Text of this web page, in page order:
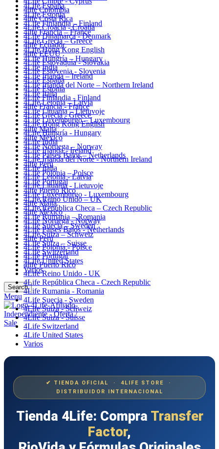
4Life España
4Life Estonia
4Life Finlandia – Finland
4life Francia – France
4Life Grecia – Greece
4Life Hong Kong English
4Life Hungría – Hungary
4Life India
4Life Irlanda – Ireland
4Life Irlanda del Norte – Northern Ireland
4Life Italia
4Life Letonia – Latvia
4Life Lituania – Lietuvoje
4Life Luxemburgo – Luxembourg
4life Malta
4life México
4Life Noruega – Norway
4Life Paises Bajos – Netherlands
4life Perú
4Life Polonia – Polsce
4Life Portugal
4life Puerto Rico
4Life Reino Unido – UK
4Life República Checa – Czech Republic
4Life Rumania – Romania
4Life Suecia – Sweden
4Life Suiza – Schweiz
4Life Suiza – Suisse
4Life Switzerland
4Life United States
Varios
Search
Menu
4life Colombia
4life Costa Rica
4Life Croacia - Croatia
4Life Dinamarca - Denmark
4life Ecuador
4life EEUU
4Life Eslovaquia - Slovakia
4Life Eslovenia - Slovenia
4Life España
4Life Estonia
4Life Finlandia - Finland
4life Francia - France
4Life Grecia - Greece
4Life Hong Kong English
4Life Hungría - Hungary
4Life India
4Life Irlanda - Ireland
4Life Irlanda del Norte - Northern Ireland
4Life Italia
4Life Letonia - Latvia
4Life Lituania - Lietuvoje
4Life Luxemburgo - Luxembourg
4life Malta
4life México
4Life Noruega - Norway
4Life Paises Bajos - Netherlands
4life Perú
4Life Polonia - Polsce
4Life Portugal
4life Puerto Rico
4Life Reino Unido - UK
4Life República Checa - Czech Republic
4Life Rumania - Romania
4Life Suecia - Sweden
4Life Suiza - Schweiz
4Life Suiza - Suisse
4Life Switzerland
4Life United States
Varios
✔ TIENDA OFICIAL · 4LIFE STORE ·
DISTRIBUIDOR INTERNACIONAL
Tienda 4Life: Compra Transfer
Factor,